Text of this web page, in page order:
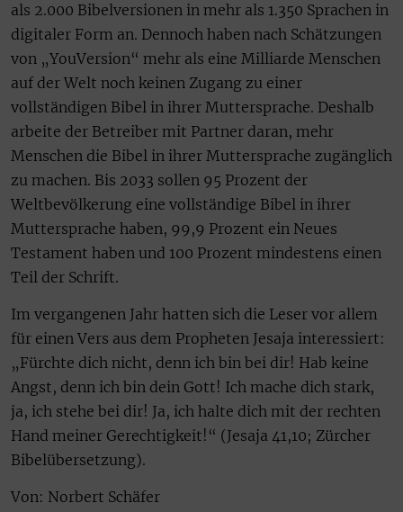
als 2.000 Bibelversionen in mehr als 1.350 Sprachen in
digitaler Form an. Dennoch haben nach Schätzungen
von „YouVersion“ mehr als eine Milliarde Menschen
auf der Welt noch keinen Zugang zu einer
vollständigen Bibel in ihrer Muttersprache. Deshalb
arbeite der Betreiber mit Partner daran, mehr
Menschen die Bibel in ihrer Muttersprache zugänglich
zu machen. Bis 2033 sollen 95 Prozent der
Weltbevölkerung eine vollständige Bibel in ihrer
Muttersprache haben, 99,9 Prozent ein Neues
Testament haben und 100 Prozent mindestens einen
Teil der Schrift.
Im vergangenen Jahr hatten sich die Leser vor allem
für einen Vers aus dem Propheten Jesaja interessiert:
„Fürchte dich nicht, denn ich bin bei dir! Hab keine
Angst, denn ich bin dein Gott! Ich mache dich stark,
ja, ich stehe bei dir! Ja, ich halte dich mit der rechten
Hand meiner Gerechtigkeit!“ (Jesaja 41,10; Zürcher
Bibelübersetzung).
Von: Norbert Schäfer